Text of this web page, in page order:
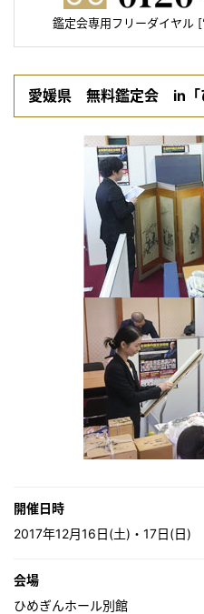
鑑定会専用フリーダイヤル
愛媛県 無料鑑定会 in「
開催日時
2017年12月16日(土)・17日(日)
会場
ひめぎんホール別館